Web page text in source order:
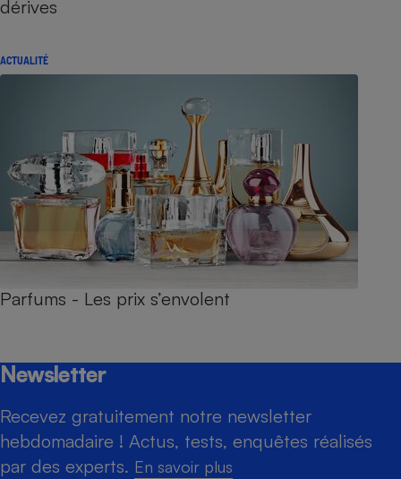
dérives
ACTUALITÉ
Parfums - Les prix s’envolent
Newsletter
Recevez gratuitement notre newsletter
hebdomadaire ! Actus, tests, enquêtes réalisés
par des experts. En savoir plus